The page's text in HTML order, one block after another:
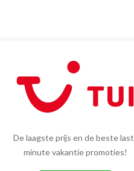
De laagste prijs en de beste
minute vakantie promoties!